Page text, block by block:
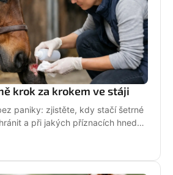
krok za krokem ve stáji
paniky: zjistěte, kdy stačí šetrné
a při jakých příznacích hned